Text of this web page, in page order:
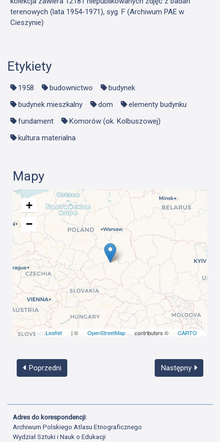
terenowych (lata 1954-1971), syg. F (Archiwum PAE w
Cieszynie)
Etykiety
1958 budownictwo
budynek
budynek mieszkalny
dom
elementy budynku
fundament
Komorów (ok. Kolbuszowej)
kultura materialna
Mapy
+
−
Leaflet | © OpenStreetMap contributors © CARTO
Poprzedni Następny
Adres do korespondencji:
Archiwum Polskiego Atlasu Etnograficznego
Wydział Sztuki i Nauk o Edukacji